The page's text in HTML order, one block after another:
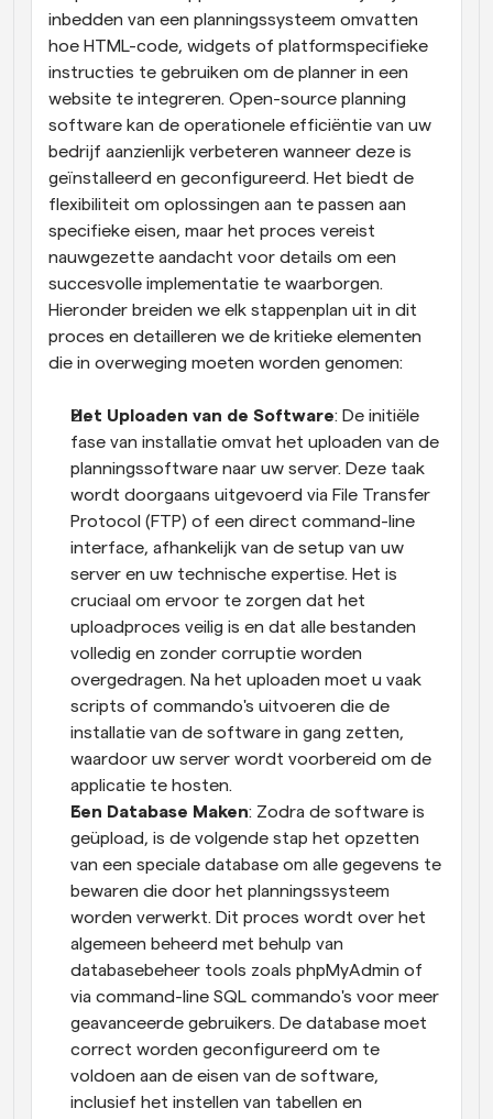
inbedden van een planningssysteem omvatten
hoe HTML-code, widgets of platformspecifieke
instructies te gebruiken om de planner in een
website te integreren. Open-source planning
software kan de operationele efficiëntie van uw
bedrijf aanzienlijk verbeteren wanneer deze is
geïnstalleerd en geconfigureerd. Het biedt de
flexibiliteit om oplossingen aan te passen aan
specifieke eisen, maar het proces vereist
nauwgezette aandacht voor details om een
succesvolle implementatie te waarborgen.
Hieronder breiden we elk stappenplan uit in dit
proces en detailleren we de kritieke elementen
die in overweging moeten worden genomen:
Het Uploaden van de Software: De initiële
fase van installatie omvat het uploaden van de
planningssoftware naar uw server. Deze taak
wordt doorgaans uitgevoerd via File Transfer
Protocol (FTP) of een direct command-line
interface, afhankelijk van de setup van uw
server en uw technische expertise. Het is
cruciaal om ervoor te zorgen dat het
uploadproces veilig is en dat alle bestanden
volledig en zonder corruptie worden
overgedragen. Na het uploaden moet u vaak
scripts of commando's uitvoeren die de
installatie van de software in gang zetten,
waardoor uw server wordt voorbereid om de
applicatie te hosten.
Een Database Maken: Zodra de software is
geüpload, is de volgende stap het opzetten
van een speciale database om alle gegevens te
bewaren die door het planningssysteem
worden verwerkt. Dit proces wordt over het
algemeen beheerd met behulp van
databasebeheer tools zoals phpMyAdmin of
via command-line SQL commando's voor meer
geavanceerde gebruikers. De database moet
correct worden geconfigureerd om te
voldoen aan de eisen van de software,
inclusief het instellen van tabellen en